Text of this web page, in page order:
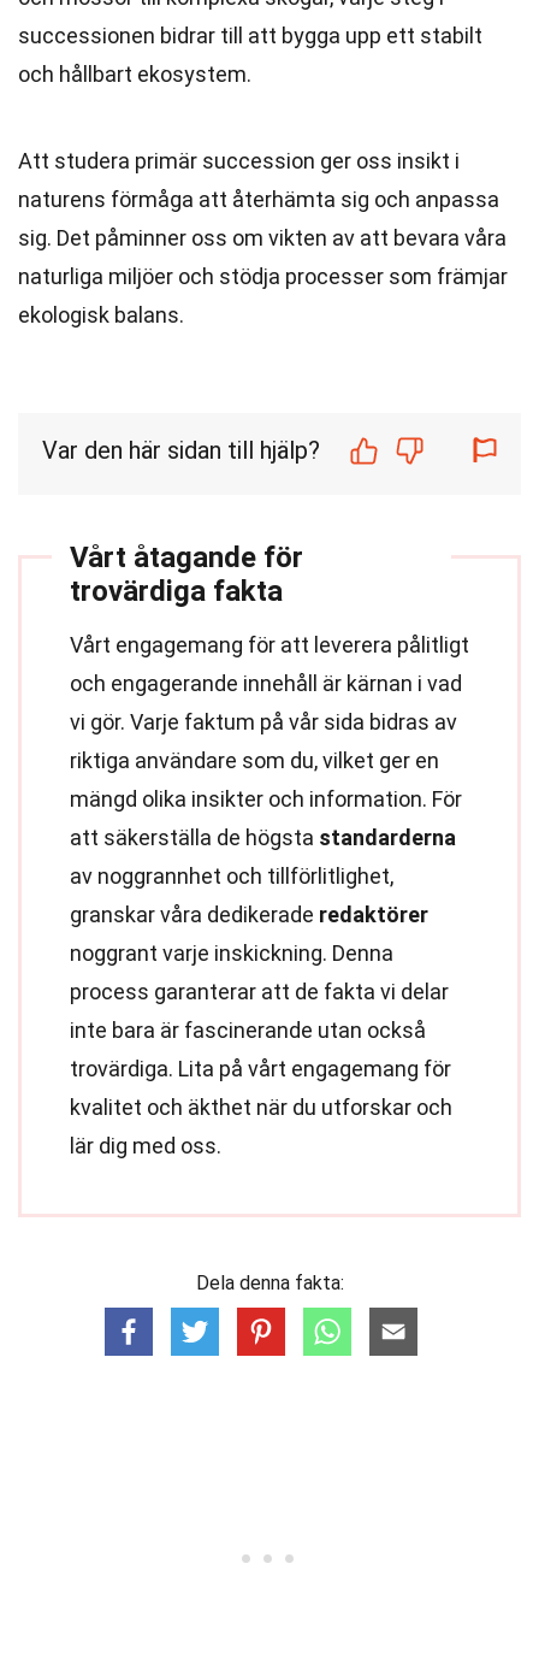
successionen bidrar till att bygga upp ett stabilt
och hållbart ekosystem.
Att studera primär succession ger oss insikt i
naturens förmåga att återhämta sig och anpassa
sig. Det påminner oss om vikten av att bevara våra
naturliga miljöer och stödja processer som främjar
ekologisk balans.
Var den här sidan till hjälp?
Vårt åtagande för
trovärdiga fakta
Vårt engagemang för att leverera pålitligt
och engagerande innehåll är kärnan i vad
vi gör. Varje faktum på vår sida bidras av
riktiga användare som du, vilket ger en
mängd olika insikter och information. För
att säkerställa de högsta standarderna
av noggrannhet och tillförlitlighet,
granskar våra dedikerade redaktörer
noggrant varje inskickning. Denna
process garanterar att de fakta vi delar
inte bara är fascinerande utan också
trovärdiga. Lita på vårt engagemang för
kvalitet och äkthet när du utforskar och
lär dig med oss.
Dela denna fakta: